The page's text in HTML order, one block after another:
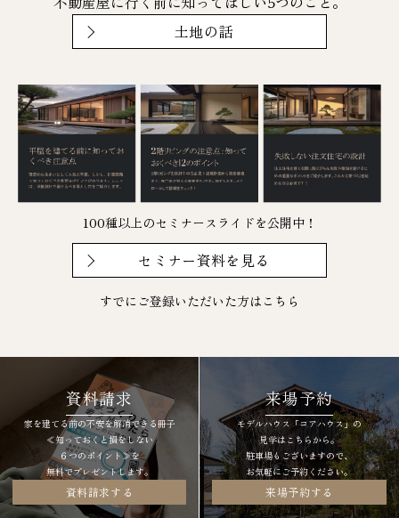
土地の話
100種以上のセミナースライドを公開中！
セミナー資料を見る
すでにご登録いただいた方は こちら
資料請求
家を建てる前の不安を解消できる冊子
≪知っておくと損をしない
６つのポイント≫を
無料でプレゼントします。
資料請求する
来場予約
モデルハウス「コアハウス」の
見学はこちらから。
駐車場もございますので、
お気軽にご予約ください。
来場予約する